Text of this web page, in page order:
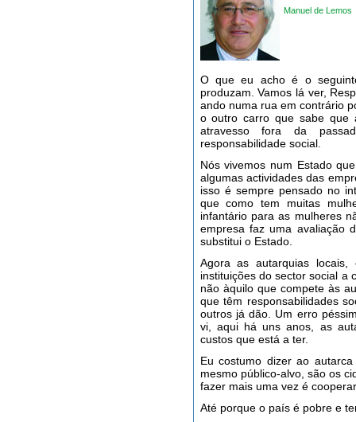
Manuel de Lemos
O que eu acho é o
produzam. Vamos lá ver,
ando numa rua em contrário
o outro carro que sabe que
atravesso fora da
responsabilidade social.
Nós vivemos num Estado
algumas actividades das
isso é sempre pensado no
que como tem muitas
infantário para as mulheres
empresa faz uma avaliação
substitui o Estado.
Agora as autarquias
instituições do sector social a
não àquilo que compete às
que têm responsabilidades
outros já dão. Um erro
vi, aqui há uns anos, as
custos que está a ter.
Eu costumo dizer ao
mesmo público-alvo, são os
fazer mais uma vez é
Até porque o país é pobre e